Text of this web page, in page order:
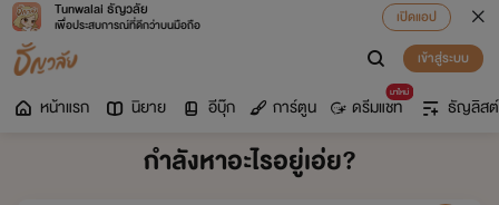
Tunwalai ธัญวลัย
เพื่อประสบการณ์ที่ดีกว่าบนมือถือ
เปิดแอป
เข้าสู่ระบบ
หน้าแรก นิยาย อีบุ๊ก การ์ตูน
มาใหม่
ดรีมแชท ธัญลิสต์
กำลังหาอะไรอยู่เอ่ย?